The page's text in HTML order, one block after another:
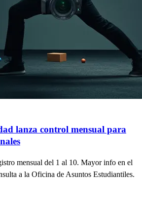
lanza control mensual para
mensual del 1 al 10. Mayor info en el
a la Oficina de Asuntos Estudiantiles.